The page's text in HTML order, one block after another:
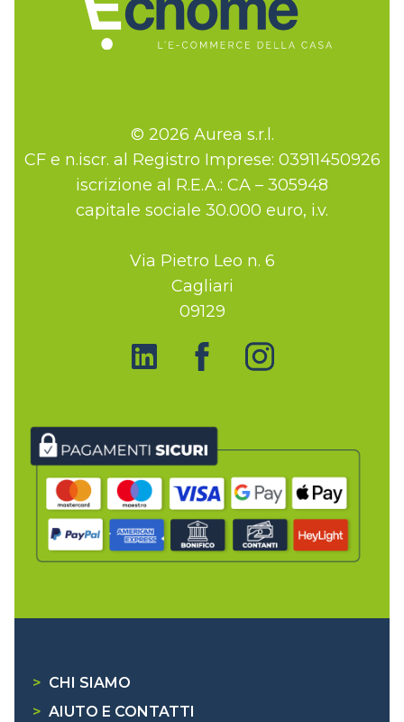
© 2026 Aurea s.r.l.
CF e n.iscr. al Registro Imprese: 03911450926
iscrizione al R.E.A.: CA – 305948
capitale sociale 30.000 euro, i.v.
Via Pietro Leo n. 6
Cagliari
09129
> CHI SIAMO
> AIUTO E CONTATTI